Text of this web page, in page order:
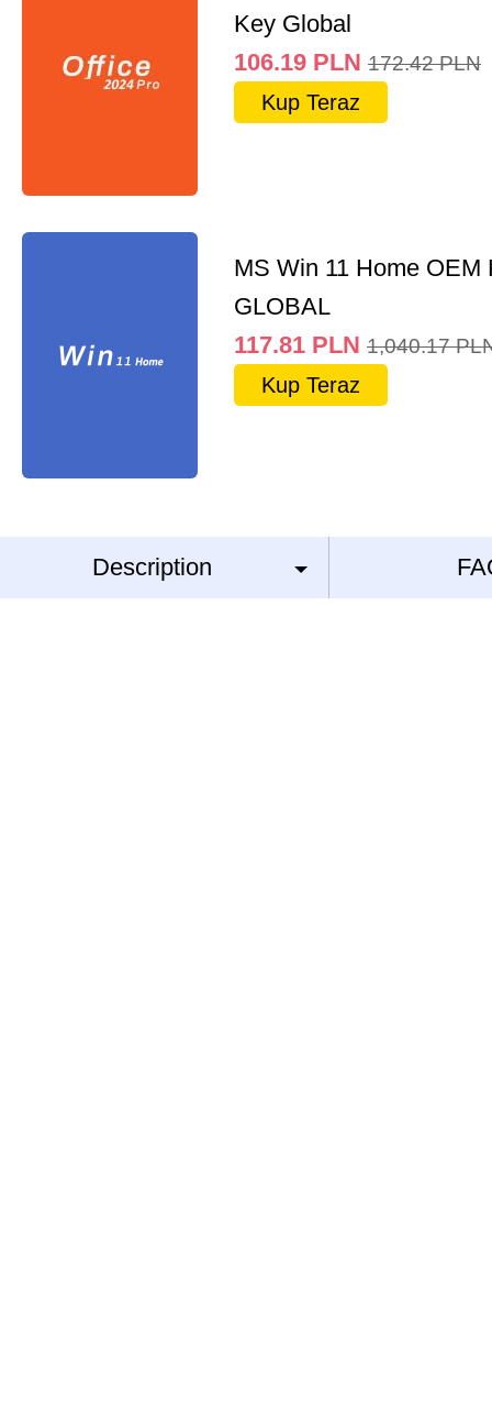
Key Global
106.19 PLN 172.42 PLN
Kup Teraz
MS Win 11 Home OEM
GLOBAL
117.81 PLN 1,040.17
Kup Teraz
Description